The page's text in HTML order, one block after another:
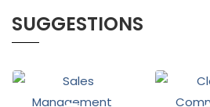
SUGGESTIONS